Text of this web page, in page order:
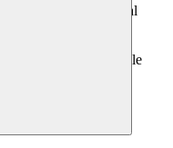
de game, centraal
Dat is onze curatoriële